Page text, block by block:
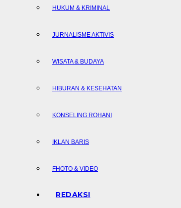
HUKUM & KRIMINAL
JURNALISME AKTIVIS
WISATA & BUDAYA
HIBURAN & KESEHATAN
KONSELING ROHANI
IKLAN BARIS
FHOTO & VIDEO
REDAKSI